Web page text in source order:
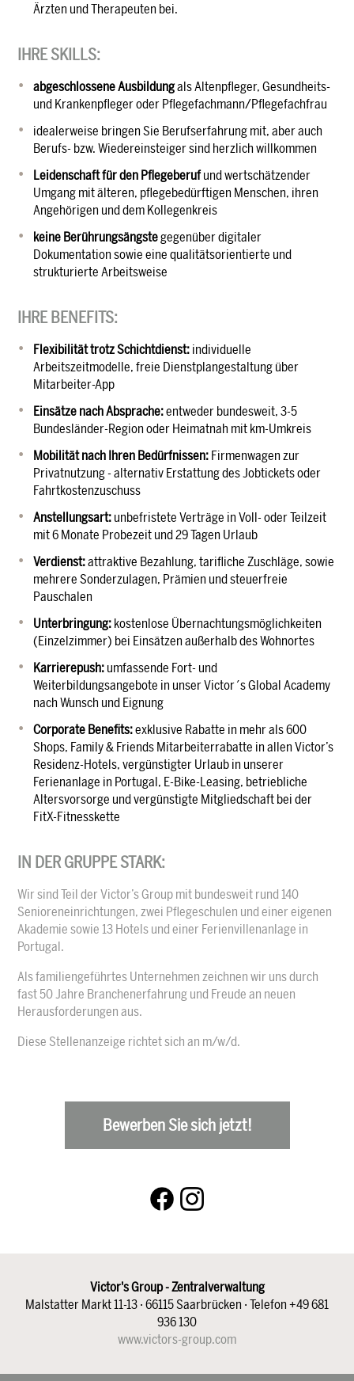
Ärzten und Therapeuten bei.
IHRE SKILLS:
abgeschlossene Ausbildungals Altenpfleger, Gesundheits-
und Krankenpfleger oder Pflegefachmann/Pflegefachfrau
idealerweise bringen Sie Berufserfahrung mit, aber auch
Berufs- bzw. Wiedereinsteiger sind herzlich willkommen
Leidenschaft für den Pflegeberufund wertschätzender
Umgang mit älteren, pflegebedürftigen Menschen, ihren
Angehörigen und dem Kollegenkreis
keine Berührungsängstegegenüber digitaler
Dokumentation sowie eine qualitätsorientierte und
strukturierte Arbeitsweise
IHRE BENEFITS:
Flexibilität trotz Schichtdienst: individuelle
Arbeitszeitmodelle, freie Dienstplangestaltung über
Mitarbeiter-App
Einsätze nach Absprache:entweder bundesweit, 3-5
Bundesländer-Region oder Heimatnah mit km-Umkreis
Mobilität nach Ihren Bedürfnissen: Firmenwagen zur
Privatnutzung - alternativ Erstattung des Jobtickets oder
Fahrtkostenzuschuss
Anstellungsart: unbefristete Verträge in Voll- oder Teilzeit
mit 6 Monate Probezeit und 29 Tagen Urlaub
Verdienst:attraktive Bezahlung, tarifliche Zuschläge, sowie
mehrere Sonderzulagen, Prämien und steuerfreie
Pauschalen
Unterbringung: kostenlose Übernachtungsmöglichkeiten
(Einzelzimmer) bei Einsätzen außerhalb des Wohnortes
Karrierepush: umfassende Fort- und
Weiterbildungsangebote in unser Victor´s Global Academy
nach Wunsch und Eignung
Corporate Benefits:exklusive Rabatte in mehr als 600
Shops, Family & Friends Mitarbeiterrabatte in allen Victor’s
Residenz-Hotels, vergünstigter Urlaub in unserer
Ferienanlage in Portugal, E-Bike-Leasing, betriebliche
Altersvorsorge und vergünstigte Mitgliedschaft bei der
FitX-Fitnesskette
IN DER GRUPPE STARK:
Wir sind Teil der Victor’s Group mit bundesweit rund 140
Senioreneinrichtungen, zwei Pflegeschulen und einer eigenen
Akademie sowie 13 Hotels und einer Ferienvillenanlage in
Portugal.
Als familiengeführtes Unternehmen zeichnen wir uns durch
fast 50 Jahre Branchenerfahrung und Freude an neuen
Herausforderungen aus.
Diese Stellenanzeige richtet sich an m/w/d.
Bewerben Sie sich jetzt!
Victor's Group - Zentralverwaltung
Malstatter Markt 11-13 · 66115 Saarbrücken · Telefon +49 681
936 130
www.victors-group.com